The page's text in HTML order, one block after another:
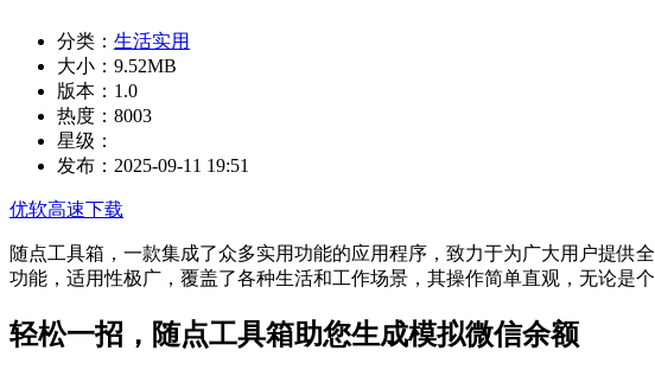
分类： 生活实用
大小： 9.52MB
版本： 1.0
热度： 8003
星级：
发布： 2025-09-11 19:51
优软高速下载
随点工具箱，一款集成了众多实用功能的应用程序，致力于为广大用户提
功能，适用性极广，覆盖了各种生活和工作场景，其操作简单直观，无论是
轻松一招，随点工具箱助您生成模拟微信余额